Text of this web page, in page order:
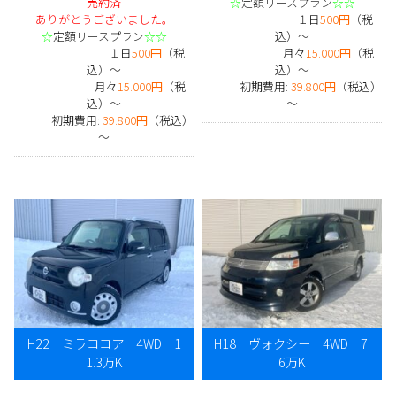
ありがとうございました。
☆定額リースプラン☆☆
１日500円（税
込）～
月々15.000円（税
込）～
初期費用: 39.800円 （税込）
～
１日500円（税
込）～
月々15.000円（税
込）～
初期費用: 39.800円 （税込）
～
H22 ミラココア 4WD 1
1.3万K
H18 ヴォクシー 4WD 7.
6万K